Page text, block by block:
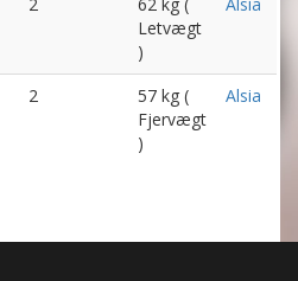
Letvægt
)
2
57 kg (
Fjervægt
)
Alsia